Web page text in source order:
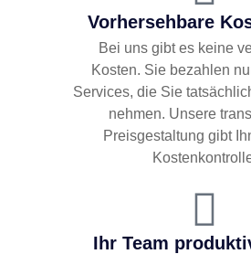
Vorhersehbare
Bei uns gibt es keine
Kosten. Sie bezahlen
Services, die Sie
nehmen. Unsere
Preisgestaltung gibt
Ihr Team